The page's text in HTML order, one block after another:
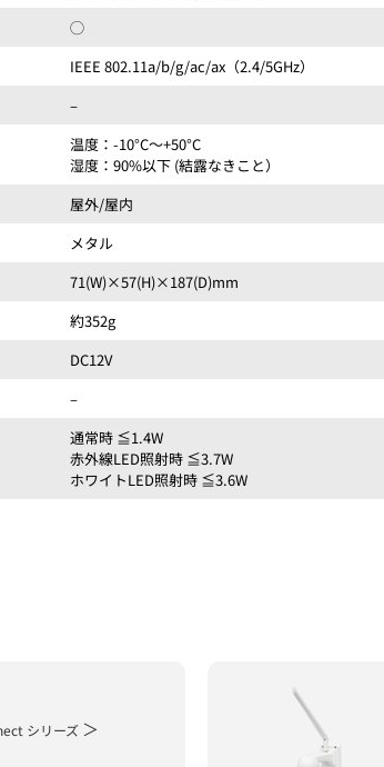
◯
IEEE 802.11a/b/g/ac/ax（2.4/5GHz）
–
温度：-10°C～+50°C
湿度：90%以下 (結露なきこと）
屋外/屋内
メタル
71(W)×57(H)×187(D)mm
約352g
DC12V
–
通常時 ≦1.4W
赤外線LED照射時 ≦3.7W
ホワイトLED照射時 ≦3.6W
シリーズ ＞